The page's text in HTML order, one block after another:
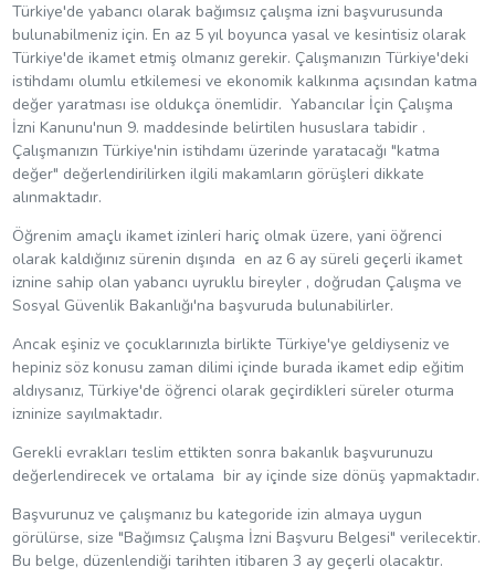
Türkiye'de yabancı olarak bağımsız çalışma izni başvurusunda
bulunabilmeniz için. En az 5 yıl boyunca yasal ve kesintisiz olarak
Türkiye'de ikamet etmiş olmanız gerekir. Çalışmanızın Türkiye'deki
istihdamı olumlu etkilemesi ve ekonomik kalkınma açısından katma
değer yaratması ise oldukça önemlidir. Yabancılar İçin Çalışma
İzni Kanunu'nun 9. maddesinde belirtilen hususlara tabidir .
Çalışmanızın Türkiye'nin istihdamı üzerinde yaratacağı "katma
değer" değerlendirilirken ilgili makamların görüşleri dikkate
alınmaktadır.
Öğrenim amaçlı ikamet izinleri hariç olmak üzere, yani öğrenci
olarak kaldığınız sürenin dışında en az 6 ay süreli geçerli ikamet
iznine sahip olan yabancı uyruklu bireyler , doğrudan Çalışma ve
Sosyal Güvenlik Bakanlığı'na başvuruda bulunabilirler.
Ancak eşiniz ve çocuklarınızla birlikte Türkiye'ye geldiyseniz ve
hepiniz söz konusu zaman dilimi içinde burada ikamet edip eğitim
aldıysanız, Türkiye'de öğrenci olarak geçirdikleri süreler oturma
izninize sayılmaktadır.
Gerekli evrakları teslim ettikten sonra bakanlık başvurunuzu
değerlendirecek ve ortalama bir ay içinde size dönüş yapmaktadır.
Başvurunuz ve çalışmanız bu kategoride izin almaya uygun
görülürse, size "Bağımsız Çalışma İzni Başvuru Belgesi" verilecektir.
Bu belge, düzenlendiği tarihten itibaren 3 ay geçerli olacaktır.